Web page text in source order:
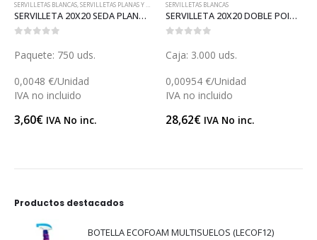
SERVILLETAS BLANCAS,SERVILLETAS PLANAS Y PARA DISPENSADORES
SERVILLETA 20X20 SEDA PLANA (S007)
Paquete: 750 uds.
0,0048 €/Unidad
IVA no incluido
3,60€ IVA No inc.
SERVILLETAS BLANCAS
SERVILLETA 20X20 DOBLE POINT BLANCA (S109)
Caja: 3.000 uds.
0,00954 €/Unidad
IVA no incluido
28,62€ IVA No inc.
Productos destacados
BOTELLA ECOFOAM MULTISUELOS (LECOF12)